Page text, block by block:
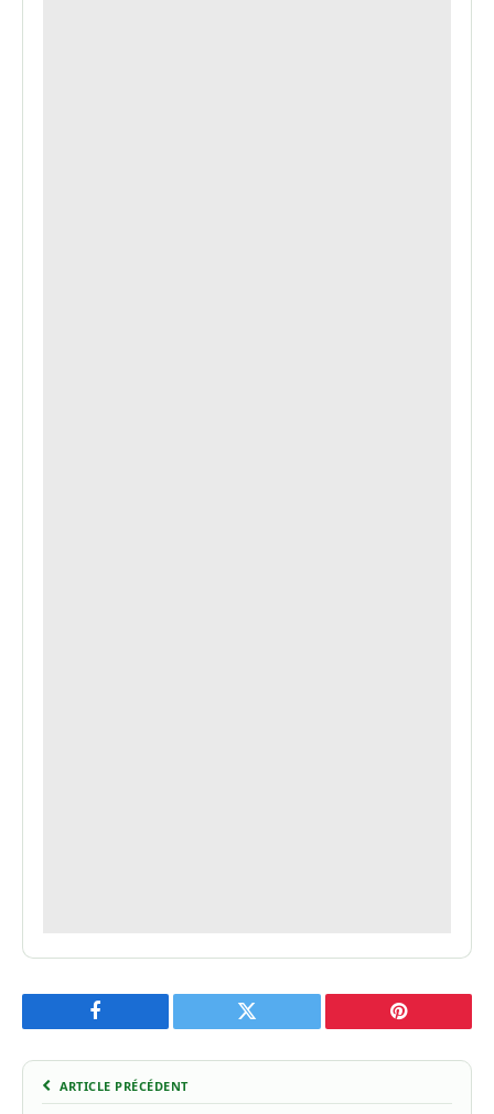
Facebook Twitter Pinterest
ARTICLE PRÉCÉDENT